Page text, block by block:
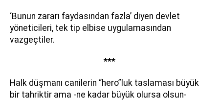
‘Bunun zararı faydasından fazla’ diyen devlet
yöneticileri, tek tip elbise uygulamasından
vazgeçtiler.
***
Halk düşmanı canilerin “hero”luk taslaması büyük
bir tahriktir ama -ne kadar büyük olursa olsun-